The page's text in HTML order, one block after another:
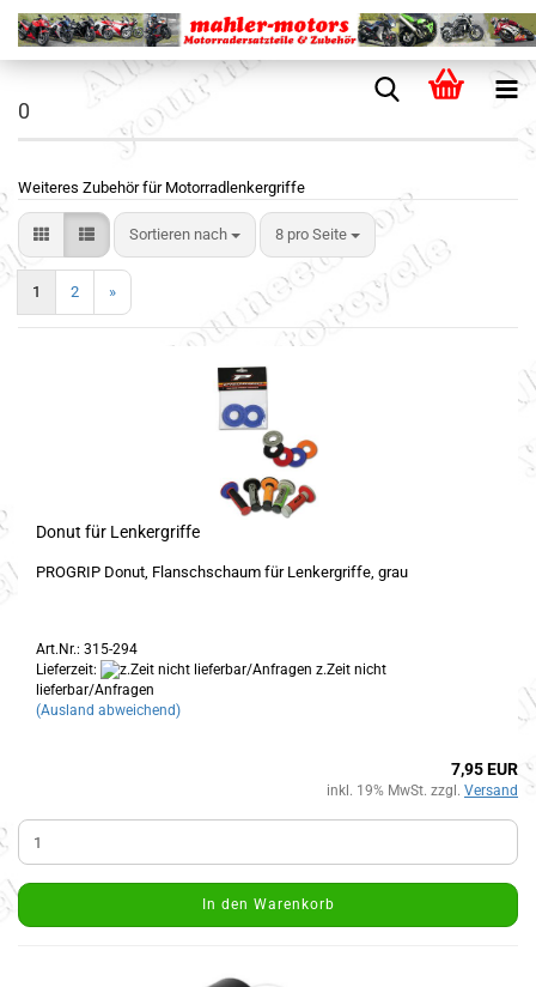
0
Weiteres Zubehör für Motorradlenkergriffe
Sortieren nach 8 pro Seite
1 2 »
Donut für Lenkergriffe
PROGRIP Donut, Flanschschaum für Lenkergriffe, grau
Art.Nr.: 315-294
Lieferzeit:
z.Zeit nicht
lieferbar/Anfragen
(Ausland abweichend)
7,95 EUR
inkl. 19% MwSt. zzgl. Versand
In den Warenkorb